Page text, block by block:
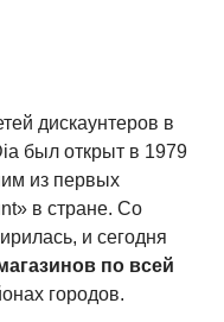
дискаунтеров в
был открыт в 1979
из первых
в стране. Со
и сегодня
по всей
городов.